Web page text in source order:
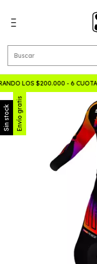
LOS $200.000 - 6
Sin stock Envío gratis